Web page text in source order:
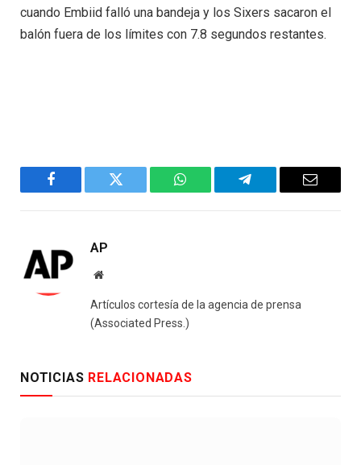
cuando Embiid falló una bandeja y los Sixers sacaron el
balón fuera de los límites con 7.8 segundos restantes.
Facebook Twitter WhatsAppTelegram Email
AP
Website
Artículos cortesía de la agencia de prensa
(Associated Press.)
NOTICIAS RELACIONADAS